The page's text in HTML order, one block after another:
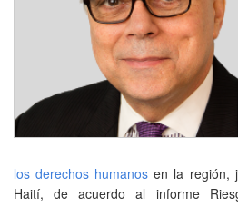
los derechos humanosen la región,
Haití, de acuerdo al informe